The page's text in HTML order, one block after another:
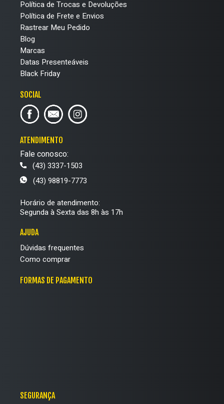
Política de Trocas e Devoluções
Política de Frete e Envios
Rastrear Meu Pedido
Blog
Marcas
Datas Presenteáveis
Black Friday
SOCIAL
ATENDIMENTO
Fale conosco:
(43) 3337-1503
(43) 98819-7773
Horário de atendimento:
Segunda à Sexta das 8h às 17h
AJUDA
Dúvidas frequentes
Como comprar
FORMAS DE PAGAMENTO
SEGURANÇA